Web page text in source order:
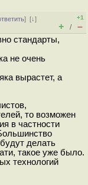
][↓]
+1
+ / –
стандарты,
не очень
вырастет, а
то возможен
в частности
делать
такое уже было.
технологий